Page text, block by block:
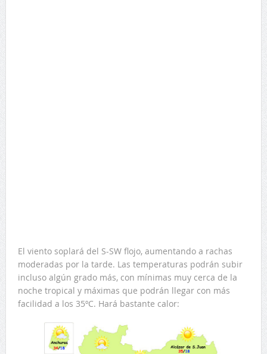
El viento soplará del S-SW flojo, aumentando a rachas
moderadas por la tarde. Las temperaturas podrán subir
incluso algún grado más, con mínimas muy cerca de la
noche tropical y máximas que podrán llegar con más
facilidad a los 35ºC. Hará bastante calor: